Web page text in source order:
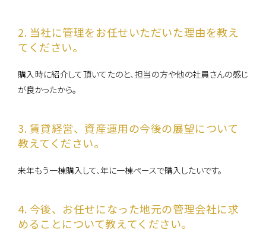
2. 当社に管理をお任せいただいた理由を教え
てください。
購入時に紹介して頂いてたのと、担当の方や他の社員さんの感じ
が良かったから。
3. 賃貸経営、資産運用の今後の展望について
教えてください。
来年もう一棟購入して、年に一棟ペースで購入したいです。
4. 今後、お任せになった地元の管理会社に求
めることについて教えてください。